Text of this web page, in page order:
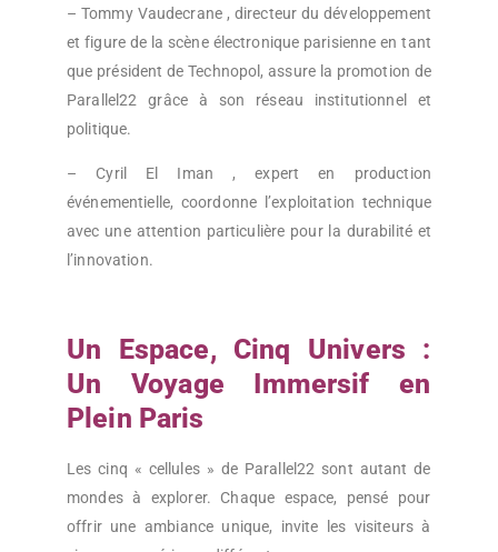
– Tommy Vaudecrane , directeur du développement
et figure de la scène électronique parisienne en tant
que président de Technopol, assure la promotion de
Parallel22 grâce à son réseau institutionnel et
politique.
– Cyril El Iman , expert en production
événementielle, coordonne l’exploitation technique
avec une attention particulière pour la durabilité et
l’innovation.
Un Espace, Cinq Univers :
Un Voyage Immersif en
Plein Paris
Les cinq « cellules » de Parallel22 sont autant de
mondes à explorer. Chaque espace, pensé pour
offrir une ambiance unique, invite les visiteurs à